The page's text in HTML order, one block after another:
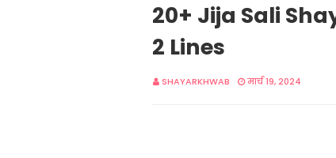
20+ Jija Sali
2 Lines
SHAYARKHWAB मार्च 19, 2024